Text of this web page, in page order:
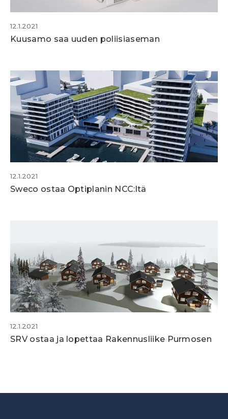
12.1.2021
Kuusamo saa uuden poliisiaseman
12.1.2021
Sweco ostaa Optiplanin NCC:ltä
12.1.2021
SRV ostaa ja lopettaa Rakennusliike Purmosen